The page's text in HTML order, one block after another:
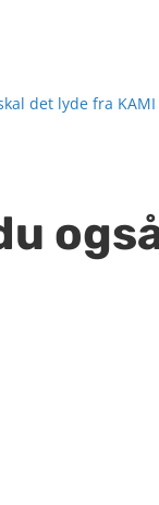
det lyde fra KAMI